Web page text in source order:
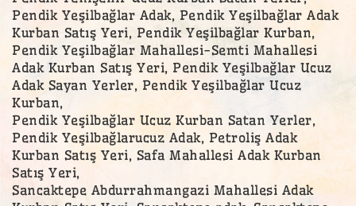
Pendik Yeşilbağlar Adak, Pendik Yeşilbağlar Adak
Kurban Satış Yeri, Pendik Yeşilbağlar Kurban,
Pendik Yeşilbağlar Mahallesi-Semti Mahallesi
Adak Kurban Satış Yeri, Pendik Yeşilbağlar Ucuz
Adak Sayan Yerler, Pendik Yeşilbağlar Ucuz
Kurban,
Pendik Yeşilbağlar Ucuz Kurban Satan Yerler,
Pendik Yeşilbağlarucuz Adak, Petroliş Adak
Kurban Satış Yeri, Safa Mahallesi Adak Kurban
Satış Yeri,
Sancaktepe Abdurrahmangazi Mahallesi Adak